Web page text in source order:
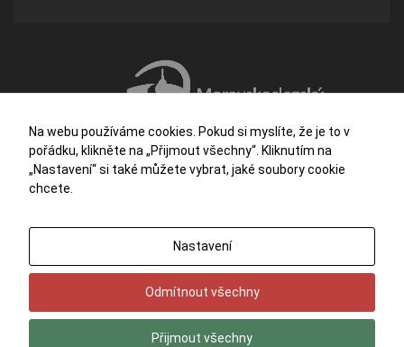
zřizovanou Moravskoslezským krajem.
© 2026Střední škola stavební a dřevozpracující, Ostrava. Všechna práva
Na webu používáme cookies. Pokud si myslíte, že je to v
pořádku, klikněte na „Přijmout všechny“. Kliknutím na
„Nastavení“ si také můžete vybrat, jaké soubory cookie
chcete.
Nastavení
Odmítnout všechny
Přijmout všechny
Potřebujete poradit?Zeptejte se našeho
asistentaChettyho.